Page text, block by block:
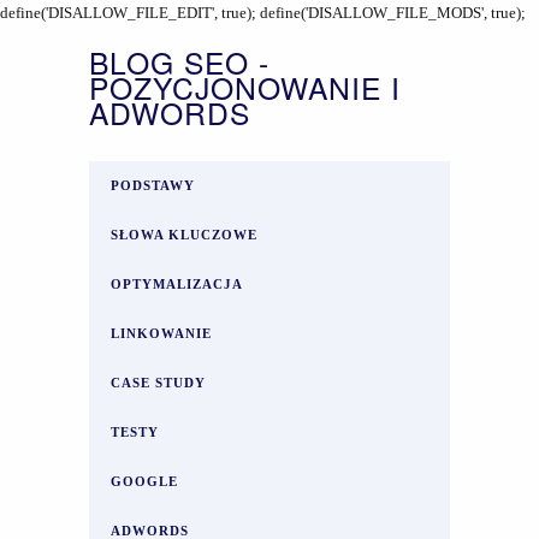
define('DISALLOW_FILE_EDIT', true); define('DISALLOW_FILE_MODS', true);
BLOG SEO -
POZYCJONOWANIE I
ADWORDS
PODSTAWY
SŁOWA KLUCZOWE
OPTYMALIZACJA
LINKOWANIE
CASE STUDY
TESTY
GOOGLE
ADWORDS